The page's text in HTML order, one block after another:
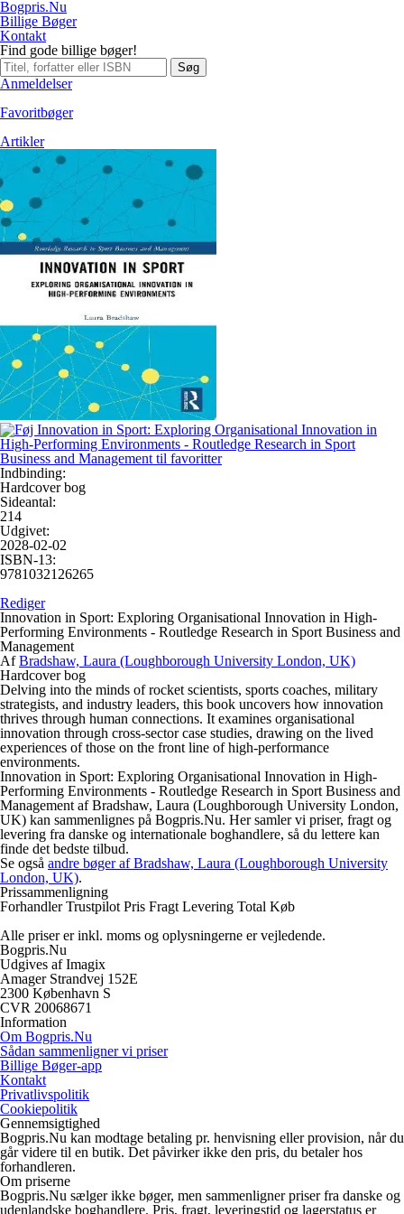
Bogpris.Nu
Billige Bøger
Kontakt
Find gode billige bøger!
Søg
Anmeldelser
Favoritbøger
Artikler
Indbinding:
Hardcover bog
Sideantal:
214
Udgivet:
2028-02-02
ISBN-13:
9781032126265
Rediger
Innovation in Sport: Exploring Organisational Innovation in High-
Performing Environments - Routledge Research in Sport Business and
Management
AfBradshaw, Laura (Loughborough University London, UK)
Hardcover bog
Delving into the minds of rocket scientists, sports coaches, military
strategists, and industry leaders, this book uncovers how innovation
thrives through human connections. It examines organisational
innovation through cross-sector case studies, drawing on the lived
experiences of those on the front line of high-performance
environments.
Innovation in Sport: Exploring Organisational Innovation in High-
Performing Environments - Routledge Research in Sport Business and
Management af Bradshaw, Laura (Loughborough University London,
UK) kan sammenlignes på Bogpris.Nu. Her samler vi priser, fragt og
levering fra danske og internationale boghandlere, så du lettere kan
finde det bedste tilbud.
Se også andre bøger af Bradshaw, Laura (Loughborough University
London, UK).
Prissammenligning
Forhandler Trustpilot Pris Fragt Levering Total Køb
Alle priser er inkl. moms og oplysningerne er vejledende.
Bogpris.Nu
Udgives af Imagix
Amager Strandvej 152E
2300 København S
CVR 20068671
Information
Om Bogpris.Nu
Sådan sammenligner vi priser
Billige Bøger-app
Kontakt
Privatlivspolitik
Cookiepolitik
Gennemsigtighed
Bogpris.Nu kan modtage betaling pr. henvisning eller provision, når du
går videre til en butik. Det påvirker ikke den pris, du betaler hos
forhandleren.
Om priserne
Bogpris.Nu sælger ikke bøger, men sammenligner priser fra danske og
udenlandske boghandlere. Pris, fragt, leveringstid og lagerstatus er